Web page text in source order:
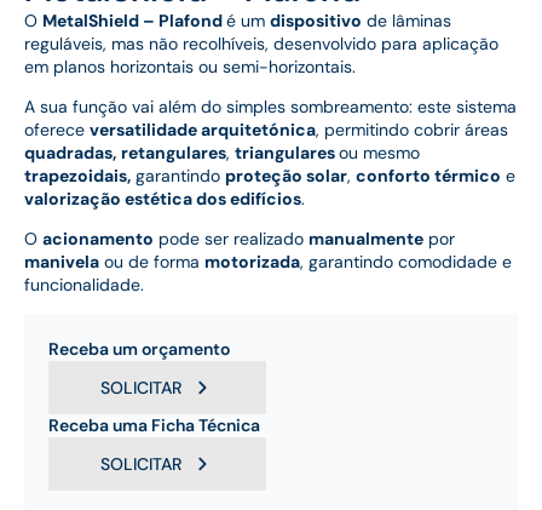
O MetalShield – Plafondé um dispositivo de lâminas
reguláveis, mas não recolhíveis, desenvolvido para aplicação
em planos horizontais ou semi-horizontais.
A sua função vai além do simples sombreamento: este sistema
oferece versatilidade arquitetónica, permitindo cobrir áreas
quadradas, retangulares, triangularesou mesmo
trapezoidais, garantindo proteção solar, conforto térmico e
valorização estética dos edifícios.
O acionamento pode ser realizado manualmente por
manivela ou de forma motorizada, garantindo comodidade e
funcionalidade.
Receba um orçamento
SOLICITAR
Receba uma Ficha Técnica
SOLICITAR